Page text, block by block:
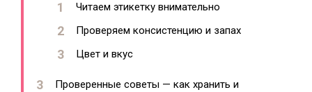
Читаем этикетку внимательно
Проверяем консистенцию и запах
Цвет и вкус
Проверенные советы — как хранить и